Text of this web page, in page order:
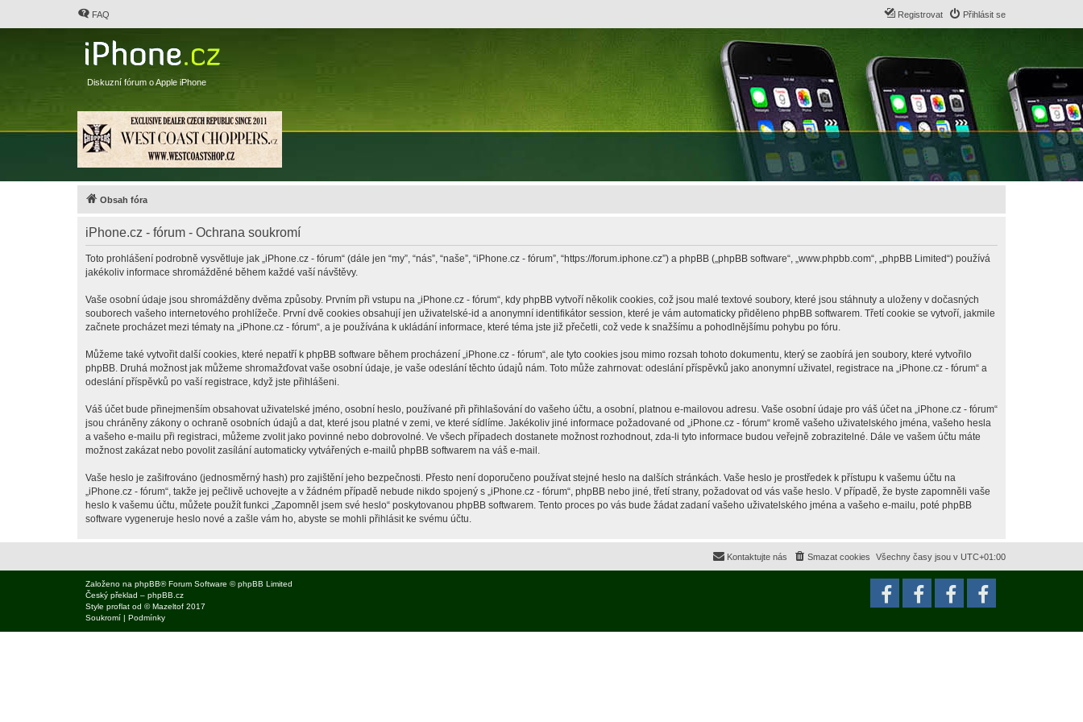
FAQ Přihlásit se
Registrovat
Diskuzní fórum o Apple iPhone
Obsah fóra
iPhone.cz - fórum - Ochrana soukromí
Toto prohlášení podrobně vysvětluje jak „iPhone.cz - fórum“ (dále jen “my”, “nás”, “naše”, “iPhone.cz - fórum”, “https://forum.iphone.cz”) a phpBB („phpBB software“, „www.phpbb.com“, „phpBB Limited“) používá
jakékoliv informace shromážděné během každé vaší návštěvy.
Vaše osobní údaje jsou shromážděny dvěma způsoby. Prvním při vstupu na „iPhone.cz - fórum“, kdy phpBB vytvoří několik cookies, což jsou malé textové soubory, které jsou stáhnuty a uloženy v dočasných
souborech vašeho internetového prohlížeče. První dvě cookies obsahují jen uživatelské-id a anonymní identifikátor session, které je vám automaticky přiděleno phpBB softwarem. Třetí cookie se vytvoří, jakmile
začnete procházet mezi tématy na „iPhone.cz - fórum“, a je používána k ukládání informace, které téma jste již přečetli, což vede k snažšímu a pohodlnějšímu pohybu po fóru.
Můžeme také vytvořit další cookies, které nepatří k phpBB software během procházení „iPhone.cz - fórum“, ale tyto cookies jsou mimo rozsah tohoto dokumentu, který se zaobírá jen soubory, které vytvořilo
phpBB. Druhá možnost jak můžeme shromažďovat vaše osobní údaje, je vaše odeslání těchto údajů nám. Toto může zahrnovat: odeslání příspěvků jako anonymní uživatel, registrace na „iPhone.cz - fórum“ a
odeslání příspěvků po vaší registrace, když jste přihlášeni.
Váš účet bude přinejmenším obsahovat uživatelské jméno, osobní heslo, používané při přihlašování do vašeho účtu, a osobní, platnou e-mailovou adresu. Vaše osobní údaje pro váš účet na „iPhone.cz - fórum“
jsou chráněny zákony o ochraně osobních údajů a dat, které jsou platné v zemi, ve které sídlíme. Jakékoliv jiné informace požadované od „iPhone.cz - fórum“ kromě vašeho uživatelského jména, vašeho hesla
a vašeho e-mailu při registraci, můžeme zvolit jako povinné nebo dobrovolné. Ve všech případech dostanete možnost rozhodnout, zda-li tyto informace budou veřejně zobrazitelné. Dále ve vašem účtu máte
možnost zakázat nebo povolit zasílání automaticky vytvářených e-mailů phpBB softwarem na váš e-mail.
Vaše heslo je zašifrováno (jednosměrný hash) pro zajištění jeho bezpečnosti. Přesto není doporučeno používat stejné heslo na dalších stránkách. Vaše heslo je prostředek k přístupu k vašemu účtu na
„iPhone.cz - fórum“, takže jej pečlivě uchovejte a v žádném případě nebude nikdo spojený s „iPhone.cz - fórum“, phpBB nebo jiné, třetí strany, požadovat od vás vaše heslo. V případě, že byste zapomněli vaše
heslo k vašemu účtu, můžete použít funkci „Zapomněl jsem své heslo“ poskytovanou phpBB softwarem. Tento proces po vás bude žádat zadaní vašeho uživatelského jména a vašeho e-mailu, poté phpBB
software vygeneruje heslo nové a zašle vám ho, abyste se mohli přihlásit ke svému účtu.
Všechny časy jsou v UTC+01:00
Smazat cookies
Kontaktujte nás
Založeno na phpBB® Forum Software © phpBB Limited
Český překlad – phpBB.cz
Style proflat od ©Mazeltof 2017
Soukromí | Podmínky